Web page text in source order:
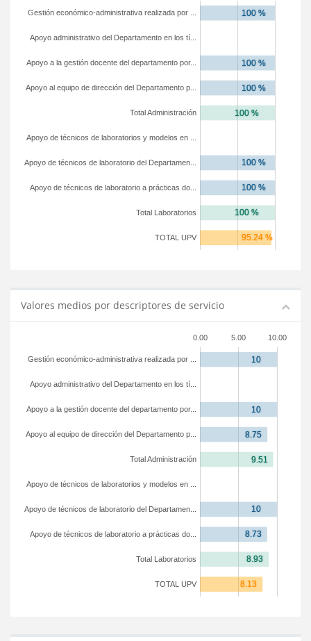
TOTAL UPV
Total Laboratorios
Apoyo de técnicos de laboratorio a prácticas do...
Apoyo de técnicos de laboratorio del Departamen...
Apoyo de técnicos de laboratorios y modelos en ...
Total Administración
Apoyo al equipo de dirección del Departamento p...
Apoyo a la gestión docente del departamento por...
Apoyo administrativo del Departamento en los tí...
Gestión económico-administrativa realizada por ...
Valores medios por descriptores de servicio
0.00 5.00 10.00
TOTAL UPV
Total Laboratorios
Apoyo de técnicos de laboratorio a prácticas do...
Apoyo de técnicos de laboratorio del Departamen...
Apoyo de técnicos de laboratorios y modelos en ...
Total Administración
Apoyo al equipo de dirección del Departamento p...
Apoyo a la gestión docente del departamento por...
Apoyo administrativo del Departamento en los tí...
Gestión económico-administrativa realizada por ...